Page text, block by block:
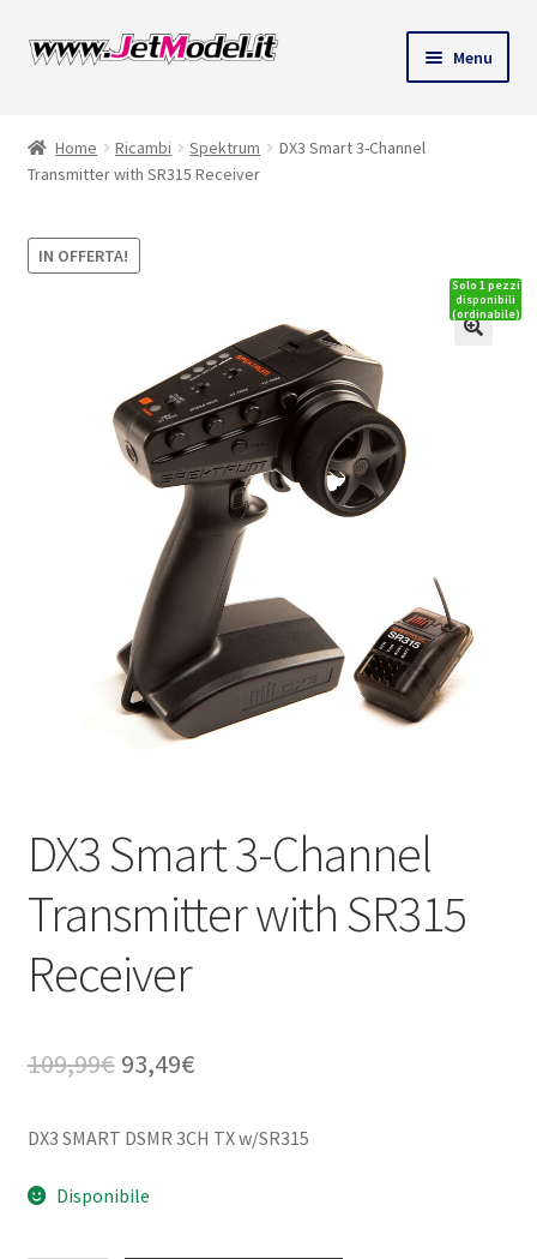
Vai
alla
Vai
Menu
Home Ricambi Spektrum
DX3 Smart 3-Channel
Transmitter with SR315 Receiver
IN OFFERTA!
Solo 1 pezzi
disponibili
(ordinabile)
DX3 Smart 3-Channel
Transmitter with SR315
Receiver
109,99€ Il
originale
era:
93,49€Il
attuale
DX3 SMART DSMR 3CH TX w/SR315
Disponibile